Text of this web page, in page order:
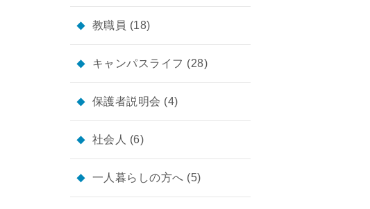
教職員 (18)
キャンパスライフ (28)
保護者説明会 (4)
社会人 (6)
一人暮らしの方へ (5)